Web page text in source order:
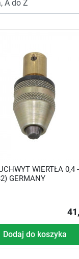
WIERTŁA 0,4
GERMANY
Dodaj do koszyka